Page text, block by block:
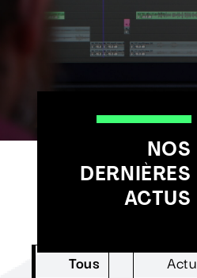
NOS
DERNIÈRES
ACTUS
Tous
Actu